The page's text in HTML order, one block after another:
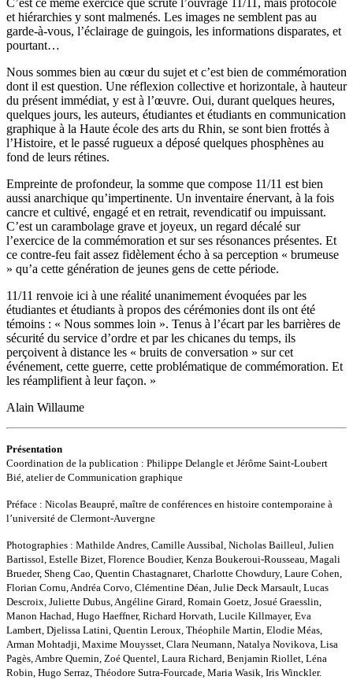
et hiérarchies y sont malmenés. Les images ne semblent pas au
garde-à-vous, l’éclairage de guingois, les informations disparates, et
pourtant…
Nous sommes bien au cœur du sujet et c’est bien de commémoration
dont il est question. Une réflexion collective et horizontale, à hauteur
du présent immédiat, y est à l’œuvre. Oui, durant quelques heures,
quelques jours, les auteurs, étudiantes et étudiants en communication
graphique à la Haute école des arts du Rhin, se sont bien frottés à
l’Histoire, et le passé rugueux a déposé quelques phosphènes au
fond de leurs rétines.
Empreinte de profondeur, la somme que compose 11/11 est bien
aussi anarchique qu’impertinente. Un inventaire énervant, à la fois
cancre et cultivé, engagé et en retrait, revendicatif ou impuissant.
C’est un carambolage grave et joyeux, un regard décalé sur
l’exercice de la commémoration et sur ses résonances présentes. Et
ce contre-feu fait assez fidèlement écho à sa perception « brumeuse
» qu’a cette génération de jeunes gens de cette période.
11/11 renvoie ici à une réalité unanimement évoquées par les
étudiantes et étudiants à propos des cérémonies dont ils ont été
témoins : « Nous sommes loin ». Tenus à l’écart par les barrières de
sécurité du service d’ordre et par les chicanes du temps, ils
perçoivent à distance les « bruits de conversation » sur cet
événement, cette guerre, cette problématique de commémoration. Et
les réamplifient à leur façon. »
Alain Willaume
Présentation
Coordination de la publication : Philippe Delangle et Jérôme Saint-Loubert
Bié, atelier de Communication graphique
Préface : Nicolas Beaupré, maître de conférences en histoire contemporaine à
l’université de Clermont-Auvergne
Photographies : Mathilde Andres, Camille Aussibal, Nicholas Bailleul, Julien
Bartissol, Estelle Bizet, Florence Boudier, Kenza Boukeroui-Rousseau, Magali
Brueder, Sheng Cao, Quentin Chastagnaret, Charlotte Chowdury, Laure Cohen,
Florian Cornu, Andréa Corvo, Clémentine Déan, Julie Deck Marsault, Lucas
Descroix, Juliette Dubus, Angéline Girard, Romain Goetz, Josué Graesslin,
Manon Hachad, Hugo Haeffner, Richard Horvath, Lucile Killmayer, Eva
Lambert, Djelissa Latini, Quentin Leroux, Théophile Martin, Elodie Méas,
Arman Mohtadji, Maxime Mouysset, Clara Neumann, Natalya Novikova, Lisa
Pagès, Ambre Quemin, Zoé Quentel, Laura Richard, Benjamin Riollet, Léna
Robin, Hugo Serraz, Théodore Sutra-Fourcade, Maria Wasik, Iris Winckler.